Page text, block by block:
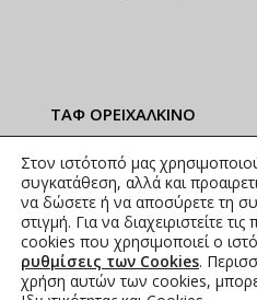
ΤΑΦ ΟΡΕΙΧΑΛΚΙΝΟ
ΑΝΑΓΡΑΦΟΝΤΑΙ ΣΤΟ
ΑΝΗΡΤΗΜΕΝΟ PDF
3,47€–38,94€ συμπ. Φ.Π.Α.
Στον ιστότοπό μας
συγκατάθεση, αλλά και
να δώσετε ή να αποσύρετε τη
στιγμή. Για να διαχειριστείτε
cookies που χρησιμοποιεί ο
ρυθμίσεις των Cookies.
χρήση αυτών των cookies,